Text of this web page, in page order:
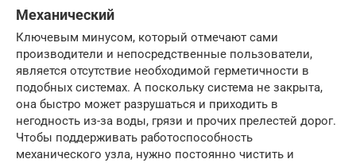
Механический
Ключевым минусом, который отмечают сами
производители и непосредственные пользователи,
является отсутствие необходимой герметичности в
подобных системах. А поскольку система не закрыта,
она быстро может разрушаться и приходить в
негодность из-за воды, грязи и прочих прелестей дорог.
Чтобы поддерживать работоспособность
механического узла, нужно постоянно чистить и